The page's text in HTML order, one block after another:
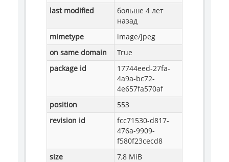
last modified
больше 4 лет
назад
mimetype
image/jpeg
on same domain
True
package id
17744eed-27fa-
4a9a-bc72-
4e657fa570af
position
553
revision id
fcc71530-d817-
476a-9909-
f580f23cecd8
size
7,8 MiB